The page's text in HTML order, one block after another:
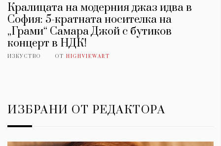
Кралицата на модерния джаз идва в
София: 5-кратната носителка на
„Грами“ Самара Джой с бутиков
концерт в НДК!
ИЗКУСТВО ОТ HIGHVIEWART
ИЗБРАНИ ОТ РЕДАКТОРА